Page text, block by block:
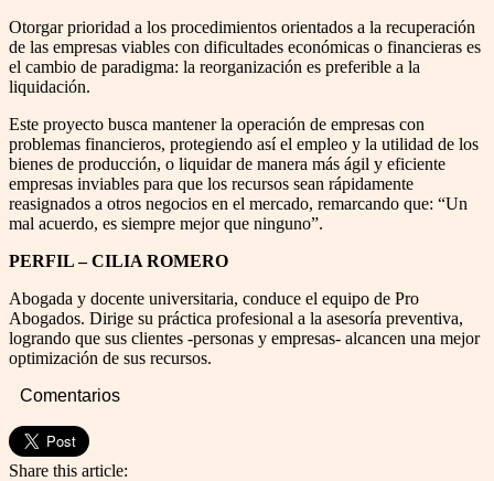
Otorgar prioridad a los procedimientos orientados a la recuperación
de las empresas viables con dificultades económicas o financieras es
el cambio de paradigma: la reorganización es preferible a la
liquidación.
Este proyecto busca mantener la operación de empresas con
problemas financieros, protegiendo así el empleo y la utilidad de los
bienes de producción, o liquidar de manera más ágil y eficiente
empresas inviables para que los recursos sean rápidamente
reasignados a otros negocios en el mercado, remarcando que: “Un
mal acuerdo, es siempre mejor que ninguno”.
PERFIL – CILIA ROMERO
Abogada y docente universitaria, conduce el equipo de Pro
Abogados. Dirige su práctica profesional a la asesoría preventiva,
logrando que sus clientes -personas y empresas- alcancen una mejor
optimización de sus recursos.
Comentarios
Share this article: